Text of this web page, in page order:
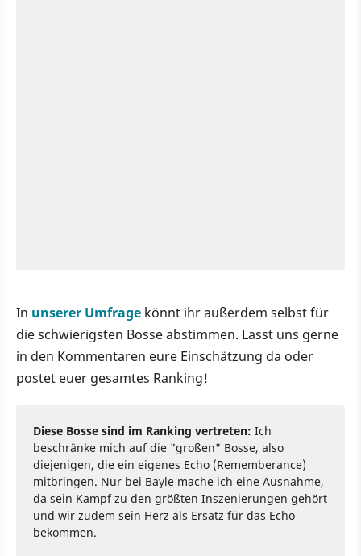
In unserer Umfrage könnt ihr außerdem selbst für
die schwierigsten Bosse abstimmen. Lasst uns gerne
in den Kommentaren eure Einschätzung da oder
postet euer gesamtes Ranking!
Diese Bosse sind im Ranking vertreten: Ich
beschränke mich auf die "großen" Bosse, also
diejenigen, die ein eigenes Echo (Rememberance)
mitbringen. Nur bei Bayle mache ich eine Ausnahme,
da sein Kampf zu den größten Inszenierungen gehört
und wir zudem sein Herz als Ersatz für das Echo
bekommen.